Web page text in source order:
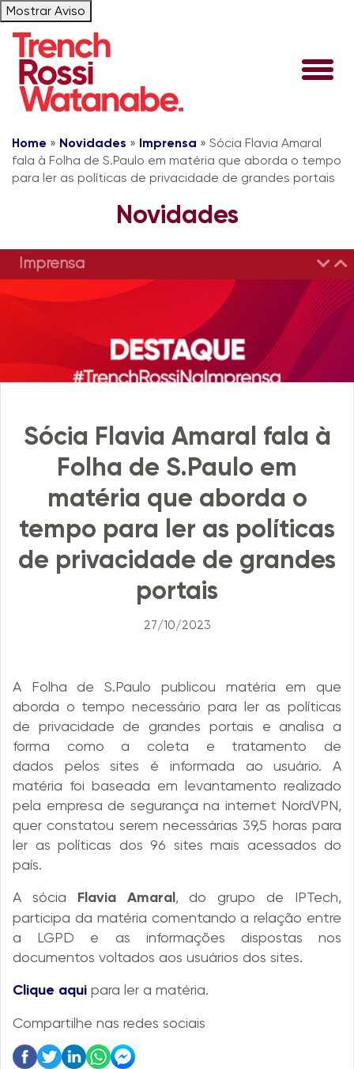
Mostrar Aviso
Home » Novidades » Imprensa » Sócia Flavia Amaral
fala à Folha de S.Paulo em matéria que aborda o tempo
para ler as políticas de privacidade de grandes portais
Novidades
Imprensa
Sócia Flavia Amaral fala à
Folha de S.Paulo em
matéria que aborda o
tempo para ler as políticas
de privacidade de grandes
portais
27/10/2023
A Folha de S.Paulo publicou matéria em que
aborda o tempo necessário para ler as políticas
de privacidade de grandes portais e analisa a
forma como a coleta e tratamento de
dados pelos sites é informada ao usuário. A
matéria foi baseada em levantamento realizado
pela empresa de segurança na internet NordVPN,
quer constatou serem necessárias 39,5 horas para
ler as políticas dos 96 sites mais acessados do
país.
A sócia Flavia Amaral, do grupo de IPTech,
participa da matéria comentando a relação entre
a LGPD e as informações dispostas nos
documentos voltados aos usuários dos sites.
Clique aqui para ler a matéria.
Compartilhe nas redes sociais